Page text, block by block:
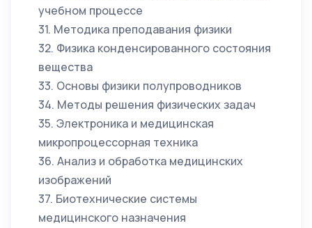
учебном процессе
31. Методика преподавания физики
32. Физика конденсированного состояния
вещества
33. Основы физики полупроводников
34. Методы решения физических задач
35. Электроника и медицинская
микропроцессорная техника
36. Анализ и обработка медицинских
изображений
37. Биотехнические системы
медицинского назначения